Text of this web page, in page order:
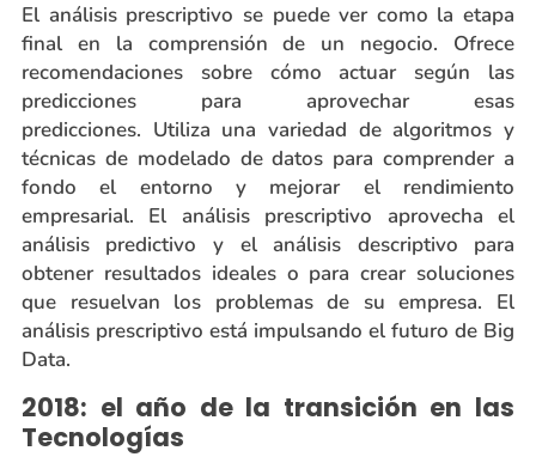
El análisis prescriptivo se puede ver como la etapa
final en la comprensión de un negocio. Ofrece
recomendaciones sobre cómo actuar según las
predicciones para aprovechar esas
predicciones. Utiliza una variedad de algoritmos y
técnicas de modelado de datos para comprender a
fondo el entorno y mejorar el rendimiento
empresarial. El análisis prescriptivo aprovecha el
análisis predictivo y el análisis descriptivo para
obtener resultados ideales o para crear soluciones
que resuelvan los problemas de su empresa. El
análisis prescriptivo está impulsando el futuro de Big
Data.
2018: el año de la transición en las
Tecnologías